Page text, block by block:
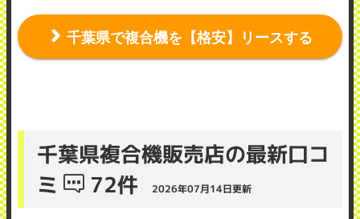
千葉県で複合機を【格安】リースする
千葉県複合機販売店の最新口コ
ミ
72件 2026年07月14日更新